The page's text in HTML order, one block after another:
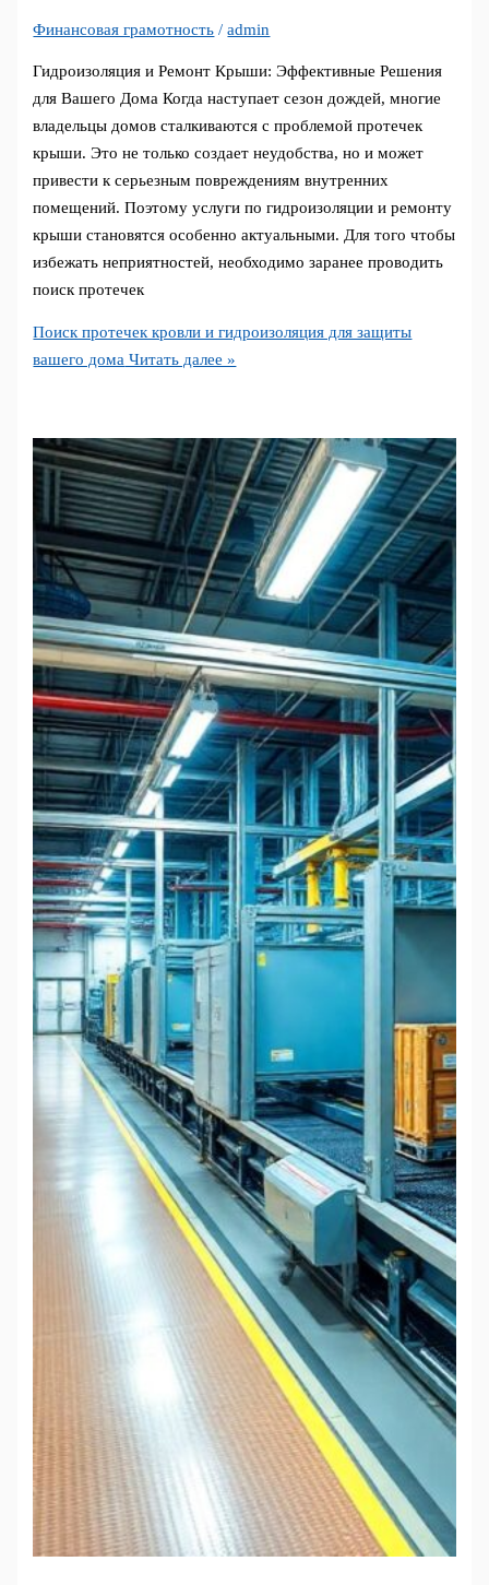
Финансовая грамотность /admin
Гидроизоляция и Ремонт Крыши: Эффективные Решения
для Вашего Дома Когда наступает сезон дождей, многие
владельцы домов сталкиваются с проблемой протечек
крыши. Это не только создает неудобства, но и может
привести к серьезным повреждениям внутренних
помещений. Поэтому услуги по гидроизоляции и ремонту
крыши становятся особенно актуальными. Для того чтобы
избежать неприятностей, необходимо заранее проводить
поиск протечек
Поиск протечек кровли и гидроизоляция для защиты
вашего дома Читать далее »